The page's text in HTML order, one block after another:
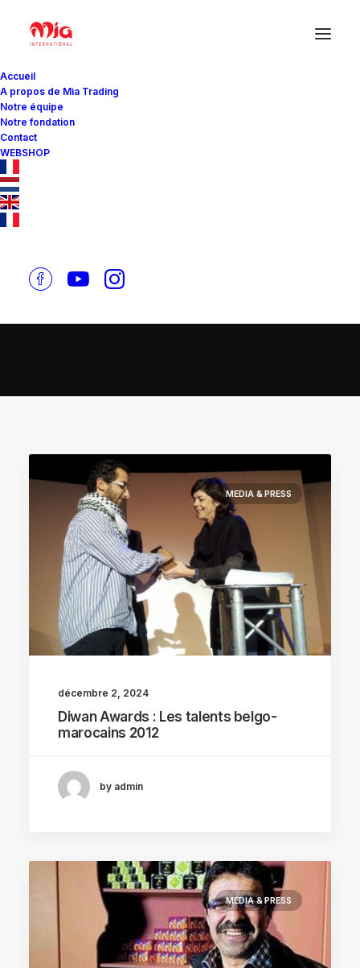
Accueil
A propos de Mia Trading
Notre équipe
Notre fondation
Contact
WEBSHOP
MEDIA & PRESS
décembre 2, 2024
Diwan Awards : Les talents belgo-
marocains 2012
by admin
MEDIA & PRESS